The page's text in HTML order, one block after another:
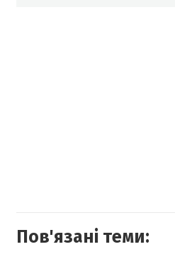
Пов'язані теми: